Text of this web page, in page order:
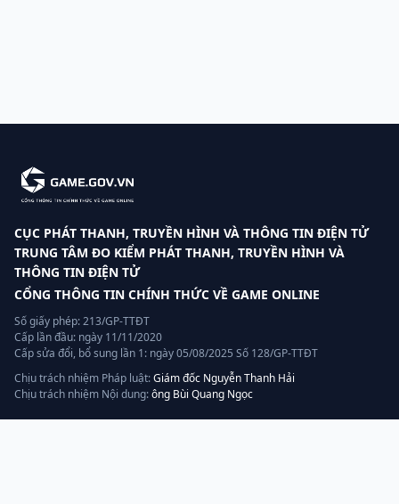
CỤC PHÁT THANH, TRUYỀN HÌNH VÀ THÔNG TIN ĐIỆN TỬ
TRUNG TÂM ĐO KIỂM PHÁT THANH, TRUYỀN HÌNH VÀ
THÔNG TIN ĐIỆN TỬ
CỔNG THÔNG TIN CHÍNH THỨC VỀ GAME ONLINE
Số giấy phép: 213/GP-TTĐT
Cấp lần đầu: ngày 11/11/2020
Cấp sửa đổi, bổ sung lần 1: ngày 05/08/2025 Số 128/GP-TTĐT
Chịu trách nhiệm Pháp luật:Giám đốc Nguyễn Thanh Hải
Chịu trách nhiệm Nội dung:ông Bùi Quang Ngọc